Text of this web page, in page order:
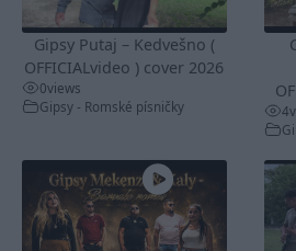
Gipsy Putaj – Kedvešno (
OFFICIALvideo ) cover 2026
0views
Gipsy - Romské písničky
4